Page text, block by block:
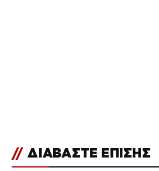
// ΔΙΑΒΑΣΤΕ ΕΠΙΣΗΣ